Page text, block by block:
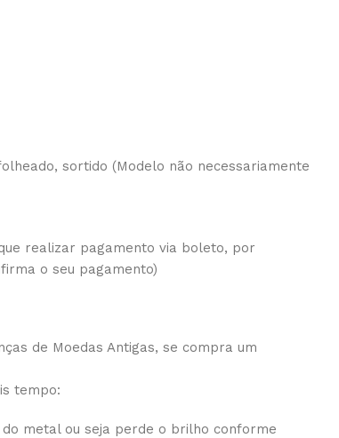
sortido (Modelo não necessariamente
realizar pagamento via boleto, por
o seu pagamento)
de Moedas Antigas, se compra um
tempo:
metal ou seja perde o brilho conforme